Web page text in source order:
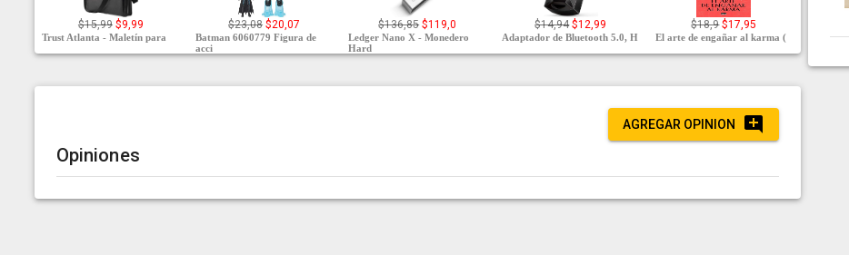
$15,99 $9,99
Trust Atlanta - Maletín para
$23,08 $20,07
Batman 6060779 Figura de
acci
$136,85 $119,0
Ledger Nano X - Monedero
Hard
$14,94 $12,99
Adaptador de Bluetooth 5.0, H
$18,9 $17,95
El arte de engañar al karma (
AGREGAR OPINION
Opiniones